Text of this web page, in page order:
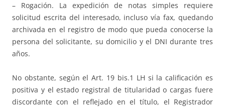
– Rogación. La expedición de notas simples requiere
solicitud escrita del interesado, incluso vía fax, quedando
archivada en el registro de modo que pueda conocerse la
persona del solicitante, su domicilio y el DNI durante tres
años.
No obstante, según el Art. 19 bis.1 LH si la calificación es
positiva y el estado registral de titularidad o cargas fuere
discordante con el reflejado en el título, el Registrador